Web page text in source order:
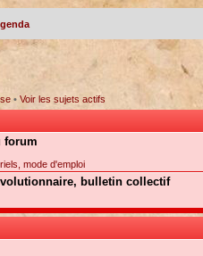
• Voir les sujets actifs
forum
mode d'emploi
bulletin collectif